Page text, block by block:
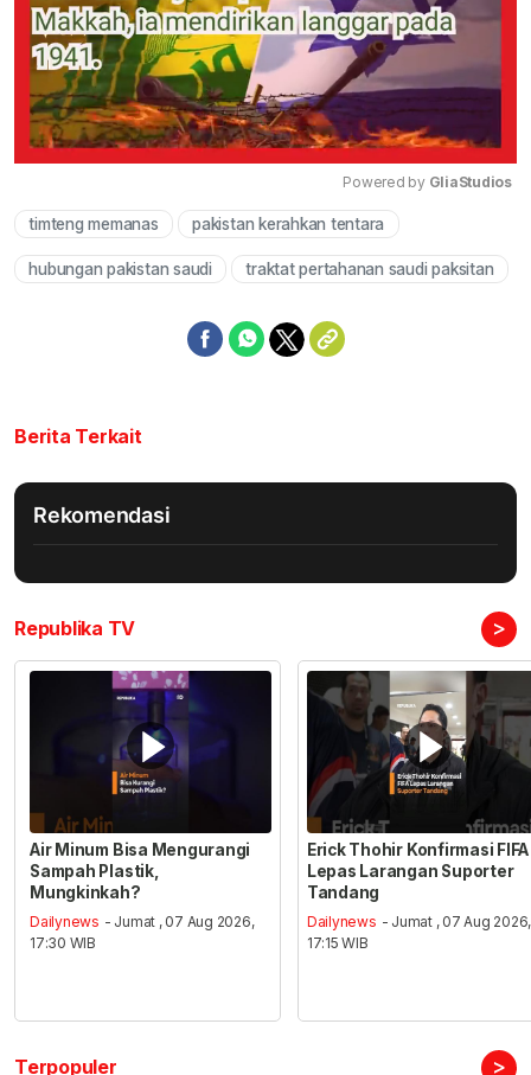
Powered by GliaStudios
timteng memanas pakistan kerahkan tentara
hubungan pakistan saudi traktat pertahanan saudi paksitan
Berita Terkait
Rekomendasi
Republika TV >
Air Minum Bisa Mengurangi
Sampah Plastik,
Mungkinkah?
Dailynews - Jumat , 07 Aug 2026,
17:30 WIB
Erick Thohir Konfirmasi FIFA
Lepas Larangan Suporter
Tandang
Dailynews - Jumat , 07 Aug 2026,
17:15 WIB
Terpopuler >